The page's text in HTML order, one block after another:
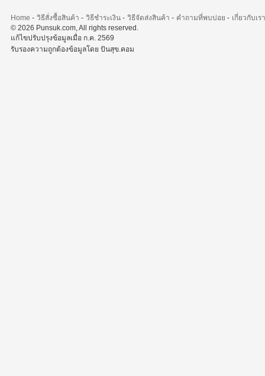
Home - วิธีสั่งซื้อสินค้า - วิธีชำระเงิน- วิธีจัดส่งสินค้า - คำถามที่พบบ่อย - เกี่ยวกับเรา
© 2026 Punsuk.com, All rights reserved.
แก้ไขปรับปรุงข้อมูลเมื่อ ก.ค. 2569
รับรองความถูกต้องข้อมูลโดย ปันสุข.คอม